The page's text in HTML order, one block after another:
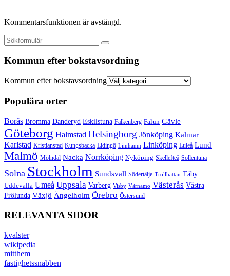
Kommentarsfunktionen är avstängd.
Kommun efter bokstavsordning
Kommun efter bokstavsordning
Populära orter
Borås Bromma Danderyd Eskilstuna Falkenberg Falun Gävle
Göteborg Halmstad Helsingborg Jönköping Kalmar
Karlstad Kristianstad Kungsbacka Lidingö Limhamn Linköping Luleå Lund
Malmö Mölndal Nacka Norrköping Nyköping Skellefteå Sollentuna
Solna Stockholm Sundsvall Södertälje Trollhättan Täby
Uddevalla Umeå Uppsala Varberg Visby Värnamo Västerås Västra
Frölunda Växjö Ängelholm Örebro Östersund
RELEVANTA SIDOR
kvalster
wikipedia
mitthem
fastighetssnabben